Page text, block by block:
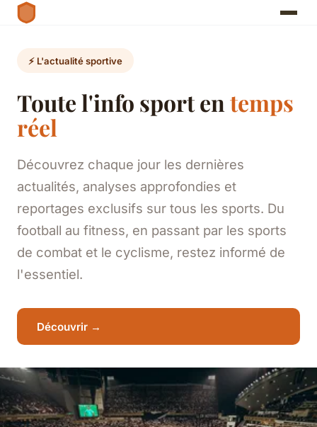
⚡ L'actualité sportive
Toute l'info sport en temps
réel
Découvrez chaque jour les dernières
actualités, analyses approfondies et
reportages exclusifs sur tous les sports. Du
football au fitness, en passant par les sports
de combat et le cyclisme, restez informé de
l'essentiel.
Découvrir →